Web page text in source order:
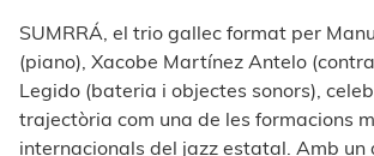
SUMRRÁ, el trio gallec format per
(piano), Xacobe Martínez Antelo
Legido (bateria i objectes sonors),
trajectòria com una de les formacions
internacionals del jazz estatal. Amb un